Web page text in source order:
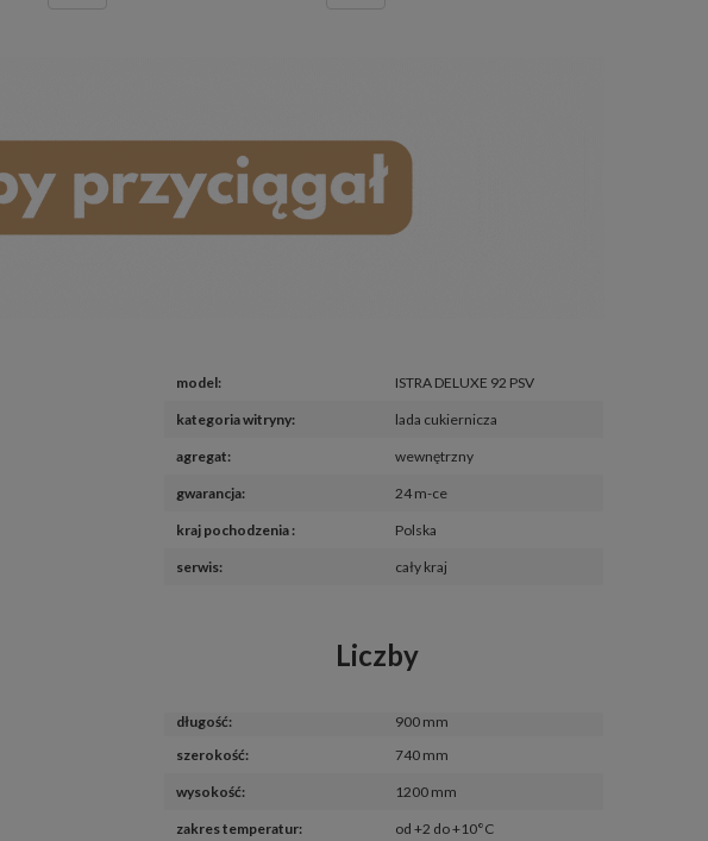
model: ISTRA DELUXE 92 PSV
kategoria witryny: lada cukiernicza
agregat: wewnętrzny
gwarancja: 24 m-ce
kraj pochodzenia : Polska
serwis: cały kraj
Liczby
długość:
900 mm
szerokość: 740 mm
wysokość: 1200 mm
zakres temperatur: od +2 do +10°C